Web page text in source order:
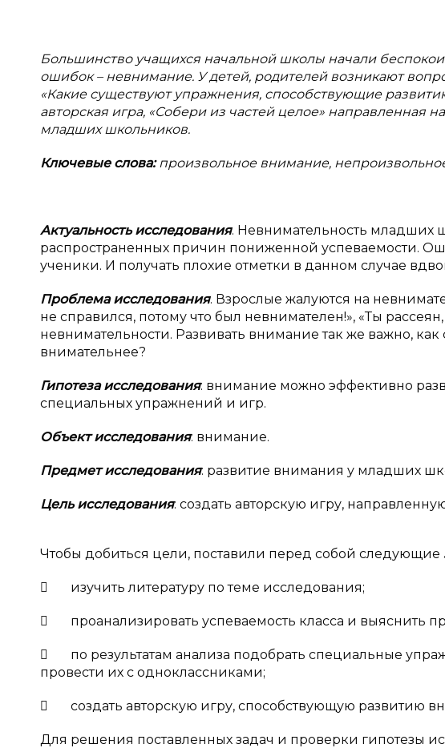
Большинство учащихся начальной школы начали
ошибок – невнимание. У детей, родителей возникают
«Какие существуют упражнения, способствующие
авторская игра, «Собери из частей целое» направленная
младших школьников.
Ключевые слова:произвольное внимание,
Актуальность исследования. Невнимательность младших
распространенных причин пониженной успеваемости.
ученики. И получать плохие отметки в данном случае
Проблема исследования. Взрослые жалуются на
не справился, потому что был невнимателен!», «Ты
невнимательности. Развивать внимание так же важно, как
внимательнее?
Гипотеза исследования: внимание можно эффективно
специальных упражнений и игр.
Объект исследования: внимание.
Предмет исследования: развитие внимания у младших
Цель исследования: создать авторскую игру,
Чтобы добиться цели, поставили перед собой следующие
 изучить литературу по теме исследования;
 проанализировать успеваемость класса и выяснить
 по результатам анализа подобрать специальные
провести их с одноклассниками;
 создать авторскую игру, способствующую развитию
Для решения поставленных задач и проверки гипотезы